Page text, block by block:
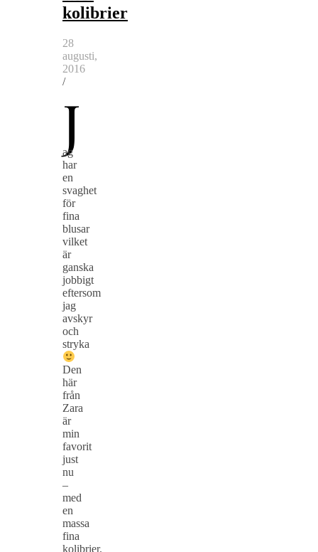
kolibrier
28
augusti,
2016
/
J
ag
har
en
svaghet
för
fina
blusar
vilket
är
ganska
jobbigt
eftersom
jag
avskyr
och
stryka
Den
här
från
Zara
är
min
favorit
just
nu
–
med
en
massa
fina
kolibrier.